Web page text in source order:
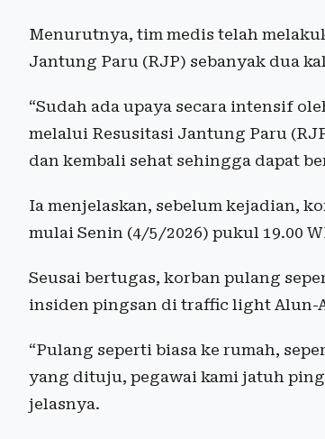
Menurutnya, tim medis telah
Jantung Paru (RJP) sebanyak dua
“Sudah ada upaya secara intensif
melalui Resusitasi Jantung Paru
dan kembali sehat sehingga dapat
Ia menjelaskan, sebelum kejadian,
mulai Senin (4/5/2026) pukul 19.00
Seusai bertugas, korban pulang
insiden pingsan di traffic light Alun-
“Pulang seperti biasa ke rumah,
yang dituju, pegawai kami jatuh
jelasnya.